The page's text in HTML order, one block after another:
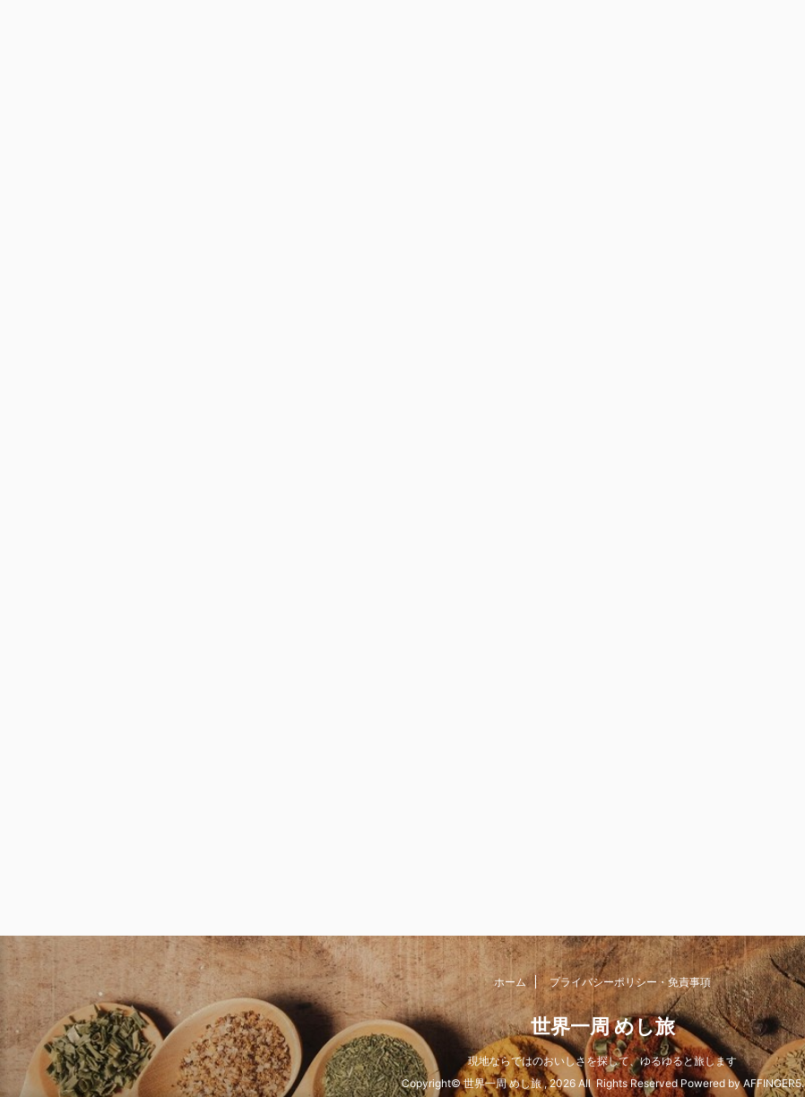
ホーム プライバシーポリシー・免責事項
世界一周 めし旅
現地ならではのおいしさを探して、ゆるゆると旅します
Copyright© 世界一周 めし旅 , 2026 All Rights Reserved Powered byAFFINGER5.